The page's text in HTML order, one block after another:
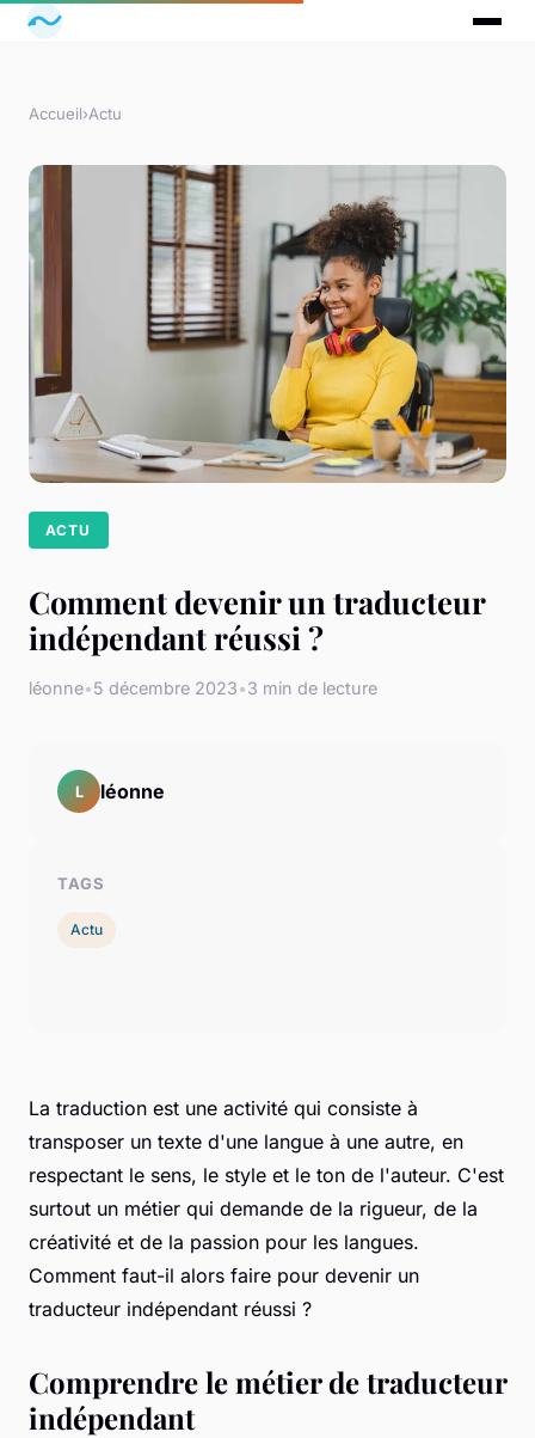
Accueil›Actu
ACTU
Comment devenir un traducteur
indépendant réussi ?
léonne•5 décembre 2023•3 min de lecture
La traduction est une activité qui consiste à
transposer un texte d'une langue à une autre, en
respectant le sens, le style et le ton de l'auteur. C'est
surtout un métier qui demande de la rigueur, de la
créativité et de la passion pour les langues.
Comment faut-il alors faire pour devenir un
traducteur indépendant réussi ?
Comprendre le métier de traducteur
indépendant
L léonne
TAGS
Actu